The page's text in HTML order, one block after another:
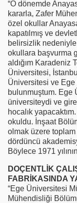
“O dönemde
kararla, Zafer
özel okullar
kapatılmış ve
belirsizlik
okullara başvurma
aldığım Karadeniz
Üniversitesi,
Üniversitesi ve Ege
bulunmuştum. Ege
üniversiteydi ve
hocalık
okuldu. İnşaat
olmak üzere
dördüncü
Böylece 1971
DOÇENTLİK
FABRİKASINDA
“Ege Üniversitesi
Mühendisliği